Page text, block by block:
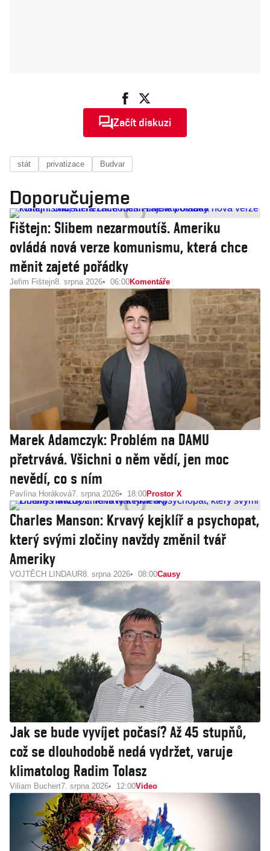
Začít diskuzi
stát privatizace Budvar
Doporučujeme
Fištejn: Slibem nezarmoutíš. Ameriku
ovládá nová verze komunismu, která chce
měnit zajeté pořádky
Jefim Fištejn8. srpna 2026 06:00Komentáře
Marek Adamczyk: Problém na DAMU
přetrvává. Všichni o něm vědí, jen moc
nevědí, co s ním
Pavlína Horáková7. srpna 2026 18:00Prostor X
Charles Manson: Krvavý kejklíř a psychopat,
který svými zločiny navždy změnil tvář
Ameriky
VOJTĚCH LINDAUR8. srpna 2026 08:00Causy
Jak se bude vyvíjet počasí? Až 45 stupňů,
což se dlouhodobě nedá vydržet, varuje
klimatolog Radim Tolasz
Viliam Buchert7. srpna 2026 12:00Video